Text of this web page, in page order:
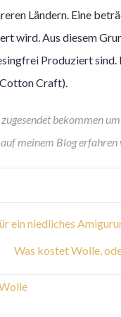
Ländern. Eine
wird. Aus diesem
Produziert sind.
Craft).
bekommen
meinem Blog
ein niedliches
Was kostet Wolle,